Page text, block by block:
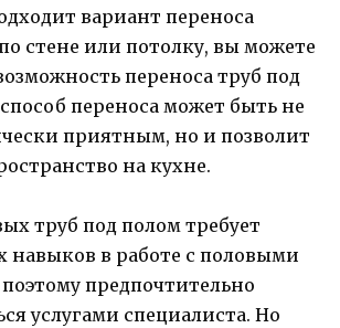
вариант переноса
стене или потолку, вы можете
переноса труб под
переноса может быть не
приятным, но и позволит
на кухне.
труб под полом требует
навыков в работе с половыми
предпочтительно
услугами специалиста. Но